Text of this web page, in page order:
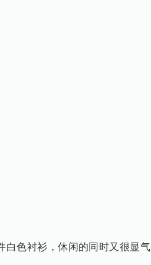
白色衬衫，休闲的同时又很显气